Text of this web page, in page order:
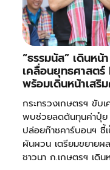
“ธรรมนัส” เดินห
เคลื่อนยุทธศาสตร์
พร้อมเดินหน้าเสริ
กระทรวงเกษตรฯ ขับ
พบช่วยลดต้นทุนค่าปุ๋ย
ปล่อยก๊าซคาร์บอนฯ ชี้
ผันผวน เตรียมขยายผ
ชาวนา ก.เกษตรฯ เดิน